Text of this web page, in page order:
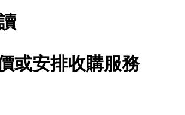
或安排收購服務